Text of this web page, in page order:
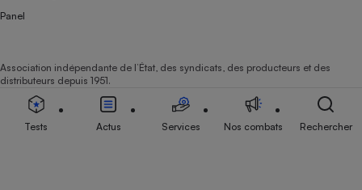
Panel
Association indépendante de l’État, des syndicats, des producteurs et des
distributeurs depuis 1951.
Tests Actus Services Nos combats Rechercher